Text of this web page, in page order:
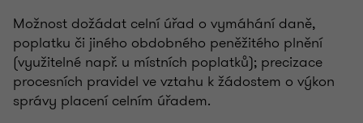
Možnost dožádat celní úřad o vymáhání daně,
poplatku či jiného obdobného peněžitého plnění
(využitelné např. u místních poplatků); precizace
procesních pravidel ve vztahu k žádostem o výkon
správy placení celním úřadem.